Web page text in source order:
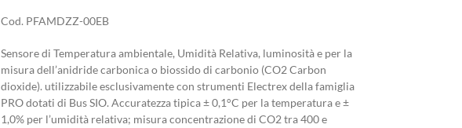
Cod. PFAMDZZ-00EB
Sensore di Temperatura ambientale, Umidità Relativa, luminosità e per la
misura dell’anidride carbonica o biossido di carbonio (CO2 Carbon
dioxide). utilizzabile esclusivamente con strumenti Electrex della famiglia
PRO dotati di Bus SIO. Accuratezza tipica ± 0,1°C per la temperatura e ±
1,0% per l’umidità relativa; misura concentrazione di CO2 tra 400 e